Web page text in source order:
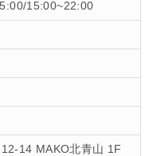
15:00~22:00
14 MAKO北青山 1F